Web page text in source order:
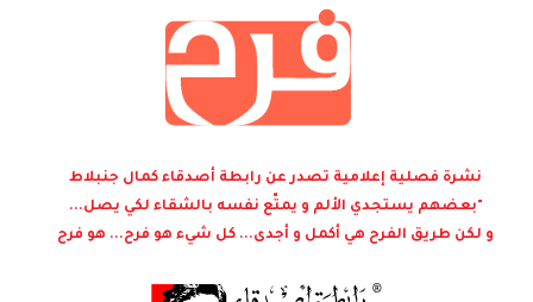
نشرة فصلية إعلامية تصدر عن رابطة أصدقاء كمال جنبلاط
"بعضهم يستجدي الألم و يمتّع نفسه بالشقاء لكي يصل...
و لكن طريق الفرح هي أكمل و أجدى... كل شيء هو فرح... هو فرح